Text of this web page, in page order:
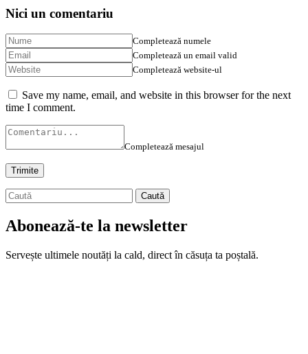
Nici un comentariu
Completează numele
Completează un email valid
Completează website-ul
Save my name, email, and website in this browser for the next
time I comment.
Completează mesajul
Abonează-te la newsletter
Servește ultimele noutăți la cald, direct în căsuța ta poștală.